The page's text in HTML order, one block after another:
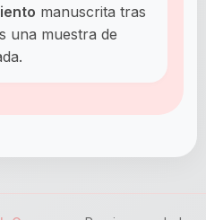
manuscrita tras
una muestra de